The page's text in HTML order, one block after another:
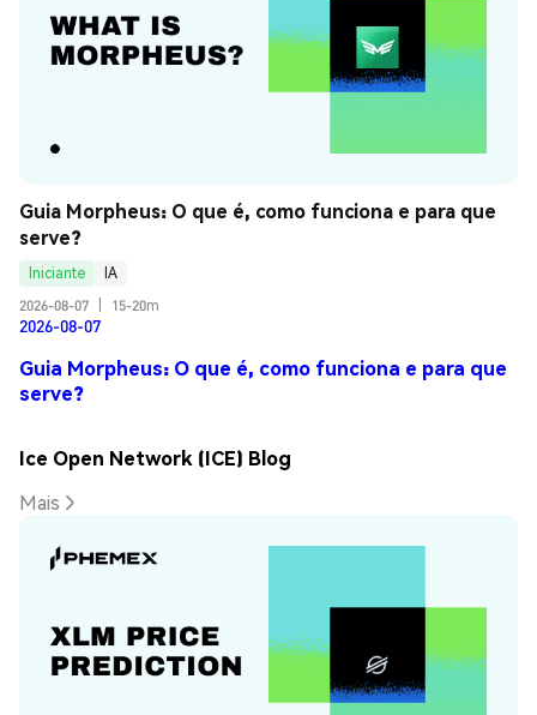
Guia Morpheus: O que é, como funciona e para que
serve?
Iniciante
IA
2026-08-07
15-20m
2026-08-07
Guia Morpheus: O que é, como funciona e para que
serve?
Ice Open Network (ICE) Blog
Mais